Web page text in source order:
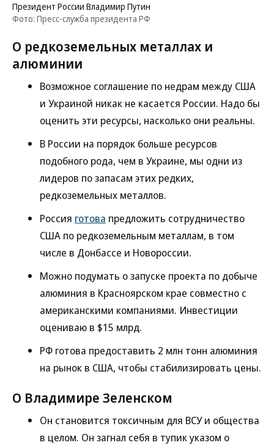
Президент России Владимир Путин
Фото: Пресс-служба президента РФ
О редкоземельных металлах и
алюминии
Возможное соглашение по недрам между США
и Украиной никак не касается России. Надо бы
оценить эти ресурсы, насколько они реальны.
В России на порядок больше ресурсов
подобного рода, чем в Украине, мы одни из
лидеров по запасам этих редких,
редкоземельных металлов.
Россия готова предложить сотрудничество
США по редкоземельным металлам, в том
числе в Донбассе и Новороссии.
Можно подумать о запуске проекта по добыче
алюминия в Красноярском крае совместно с
американскими компаниями. Инвестиции
оцениваю в $15 млрд.
РФ готова предоставить 2 млн тонн алюминия
на рынок в США, чтобы стабилизировать цены.
О Владимире Зеленском
Он становится токсичным для ВСУ и общества
в целом. Он загнал себя в тупик указом о